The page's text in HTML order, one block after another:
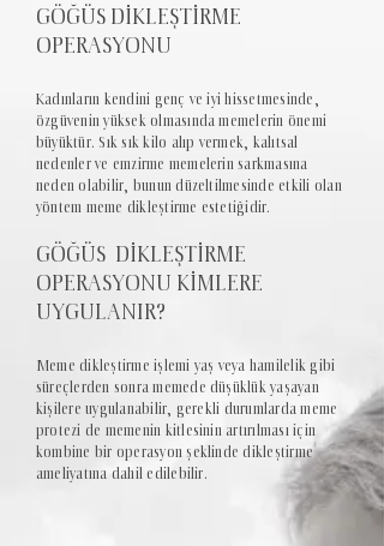
GÖĞÜS DİKLEŞTİRME
OPERASYONU
Kadınların kendini genç ve iyi hissetmesinde,
özgüvenin yüksek olmasında memelerin önemi
büyüktür. Sık sık kilo alıp vermek, kalıtsal
nedenler ve emzirme memelerin sarkmasına
neden olabilir, bunun düzeltilmesinde etkili olan
yöntem meme dikleştirme estetiğidir.
GÖĞÜS DİKLEŞTİRME
OPERASYONU KİMLERE
UYGULANIR?
Meme dikleştirme işlemi yaş veya hamilelik gibi
süreçlerden sonra memede düşüklük yaşayan
kişilere uygulanabilir, gerekli durumlarda meme
protezi de memenin kitlesinin artırılması için
kombine bir operasyon şeklinde dikleştirme
ameliyatına dahil edilebilir.